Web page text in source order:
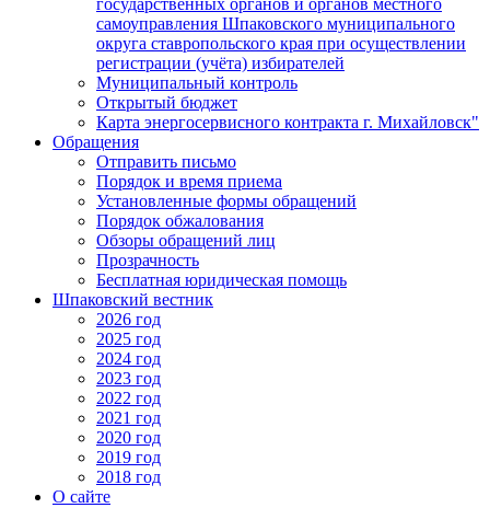
государственных органов и органов местного
самоуправления Шпаковского муниципального
округа ставропольского края при осуществлении
регистрации (учёта) избирателей
Муниципальный контроль
Открытый бюджет
Карта энергосервисного контракта г. Михайловск"
Обращения
Отправить письмо
Порядок и время приема
Установленные формы обращений
Порядок обжалования
Обзоры обращений лиц
Прозрачность
Бесплатная юридическая помощь
Шпаковский вестник
2026 год
2025 год
2024 год
2023 год
2022 год
2021 год
2020 год
2019 год
2018 год
О сайте